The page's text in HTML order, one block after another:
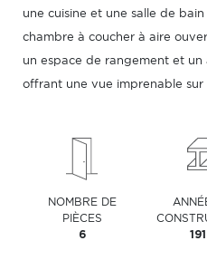
une cuisine et une salle de
chambre à coucher à aire
un espace de rangement et un
offrant une vue imprenable
NOMBRE DE
PIÈCES
6